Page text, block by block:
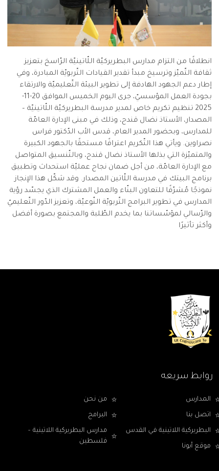
انطلاقًا من التزام مدارس البطريركيّة اللّاتينيّة الرّاسخ بتعزيز
ثقافة التّميّز وترسيخ مبدأ تقدير القيادات التّربويّة المبادرة، وفي
إطار دعم الجهود الهادفة إلى تطوير البيئة التّعليميّة والارتقاء
بجودة العمل المؤسسيّ، جرى اليوم الخميس الموافق 20-11-
2025 تنظيم تكريم خاص لمدير مدرسة البطريركيّة اللّاتينيّة –
المصدار، الأستاذ نضال قندح، وذلك في مبنى الإدارة العامّة
للمدارس، وبحضور المدير العام، قدس الأب الدّكتور فراس
نصراوين. ويأتي هذا التّكريم اعترافًا مستحقًا بالجهود الكبيرة
والمتميّزة التي بذلها الأستاذ نضال قندح، وبالتّنسيق المتواصل
مع الإدارة العامّة، من أجل ضمان نجاح عمليّة استحداث وتطبيق
برنامج البيتك في مدرسة اللّاتين المصدار. وقد شكّل هذا الإنجاز
نموذجًا مُشرّفًا للتعاون البنّاء والعمل المشترك الذي يجسّد رؤية
المدارس في تطوير البرامج التّربويّة النّوعيّة، وتعزيز الدّور التّعليميّ
والرّسالي لمؤسّساتنا بما يخدم الطّلبة والمجتمع بصورة أفضل
وأكثر تأثيرًا
روابط سريعه
من نحن المدارس
البرامج اتصل بنا
مدارس البطريركية اللاتينية –
فلسطين
البطريركية اللاتينية في القدس
موقع أبونا